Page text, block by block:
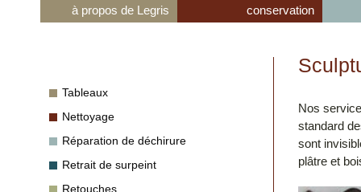
à propos de Legris conservation
Nos
standard
sont
plâtre et
Tableaux
Nettoyage
Réparation de déchirure
Retrait de surpeint
Retouches